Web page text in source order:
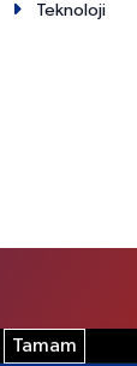
Teknoloji
Tamam